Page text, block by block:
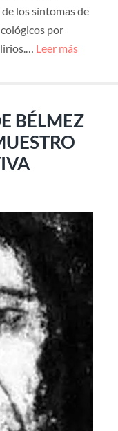
los síntomas de
por
Leer más
BÉLMEZ